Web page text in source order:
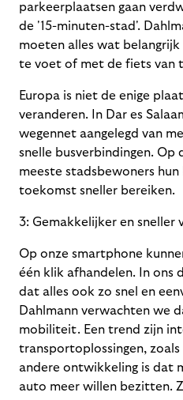
parkeerplaatsen gaan
de '15-minuten-stad'.
moeten alles wat
te voet of met de fiets van
Europa is niet de enige
veranderen. In Dar es
wegennet aangelegd van
snelle busverbindingen. Op
meeste stadsbewoners
toekomst sneller bereiken.
3: Gemakkelijker en sneller
Op onze smartphone
één klik afhandelen. In ons
dat alles ook zo snel en
Dahlmann verwachten we
mobiliteit. Een trend zijn
transportoplossingen,
andere ontwikkeling is dat
auto meer willen bezitten.